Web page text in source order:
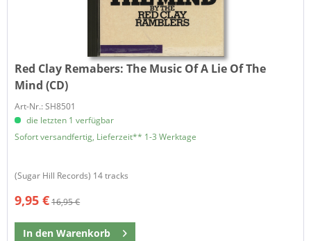
Red Clay Remabers: The Music Of A Lie Of The
Mind (CD)
Art-Nr.: SH8501
die letzten 1 verfügbar
Sofort versandfertig, Lieferzeit** 1-3 Werktage
(Sugar Hill Records) 14 tracks
9,95 €16,95 €
In den Warenkorb